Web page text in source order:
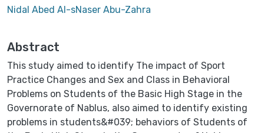
Nidal Abed Al-sNaser Abu-Zahra
Abstract
This study aimed to identify The impact of Sport
Practice Changes and Sex and Class in Behavioral
Problems on Students of the Basic High Stage in the
Governorate of Nablus, also aimed to identify existing
problems in students&#039; behaviors of Students of